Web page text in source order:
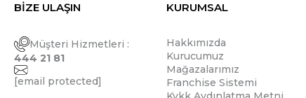
BİZE ULAŞIN
Müşteri Hizmetleri :
444 21 81
[email protected]
KURUMSAL
Hakkımızda
Kurucumuz
Mağazalarımız
Franchise Sistemi